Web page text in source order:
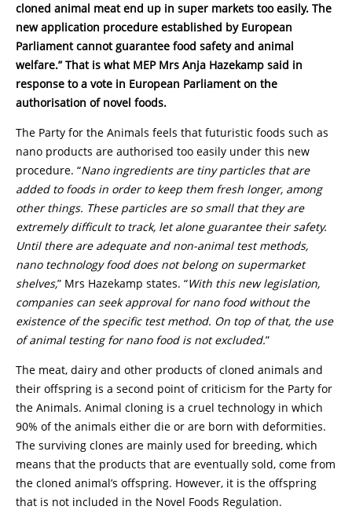
cloned animal meat end up in super markets too easily. The
new application procedure established by European
Parliament cannot guarantee food safety and animal
welfare.” That is what MEP Mrs Anja Hazekamp said in
response to a vote in European Parliament on the
authorisation of novel foods.
The Party for the Animals feels that futuristic foods such as
nano products are authorised too easily under this new
procedure. “Nano ingredients are tiny particles that are
added to foods in order to keep them fresh longer, among
other things. These particles are so small that they are
extremely difficult to track, let alone guarantee their safety.
Until there are adequate and non-animal test methods,
nano technology food does not belong on supermarket
shelves,” Mrs Hazekamp states. “With this new legislation,
companies can seek approval for nano food without the
existence of the specific test method. On top of that, the use
of animal testing for nano food is not excluded.”
The meat, dairy and other products of cloned animals and
their offspring is a second point of criticism for the Party for
the Animals. Animal cloning is a cruel technology in which
90% of the animals either die or are born with deformities.
The surviving clones are mainly used for breeding, which
means that the products that are eventually sold, come from
the cloned animal’s offspring. However, it is the offspring
that is not included in the Novel Foods Regulation.